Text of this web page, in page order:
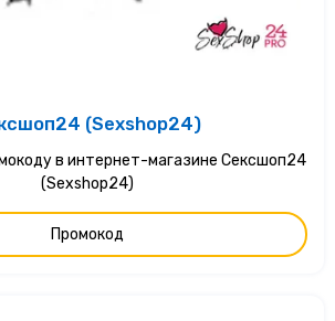
(Sexshop24)
(Sexshop24)
Промокод